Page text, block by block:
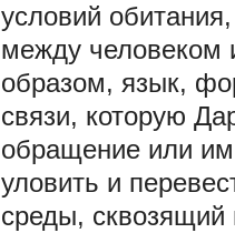
условий
между человеком
образом, язык,
связи, которую
обращение или
уловить и
среды,